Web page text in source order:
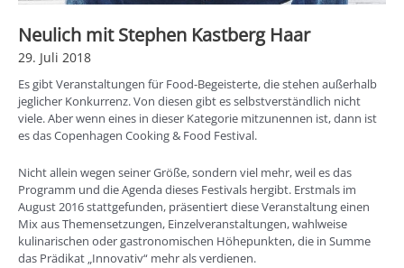
Neulich mit Stephen Kastberg Haar
29. Juli 2018
Es gibt Veranstaltungen für Food-Begeisterte, die stehen außerhalb
jeglicher Konkurrenz. Von diesen gibt es selbstverständlich nicht
viele. Aber wenn eines in dieser Kategorie mitzunennen ist, dann ist
es das Copenhagen Cooking & Food Festival.
Nicht allein wegen seiner Größe, sondern viel mehr, weil es das
Programm und die Agenda dieses Festivals hergibt. Erstmals im
August 2016 stattgefunden, präsentiert diese Veranstaltung einen
Mix aus Themensetzungen, Einzelveranstaltungen, wahlweise
kulinarischen oder gastronomischen Höhepunkten, die in Summe
das Prädikat „Innovativ“ mehr als verdienen.